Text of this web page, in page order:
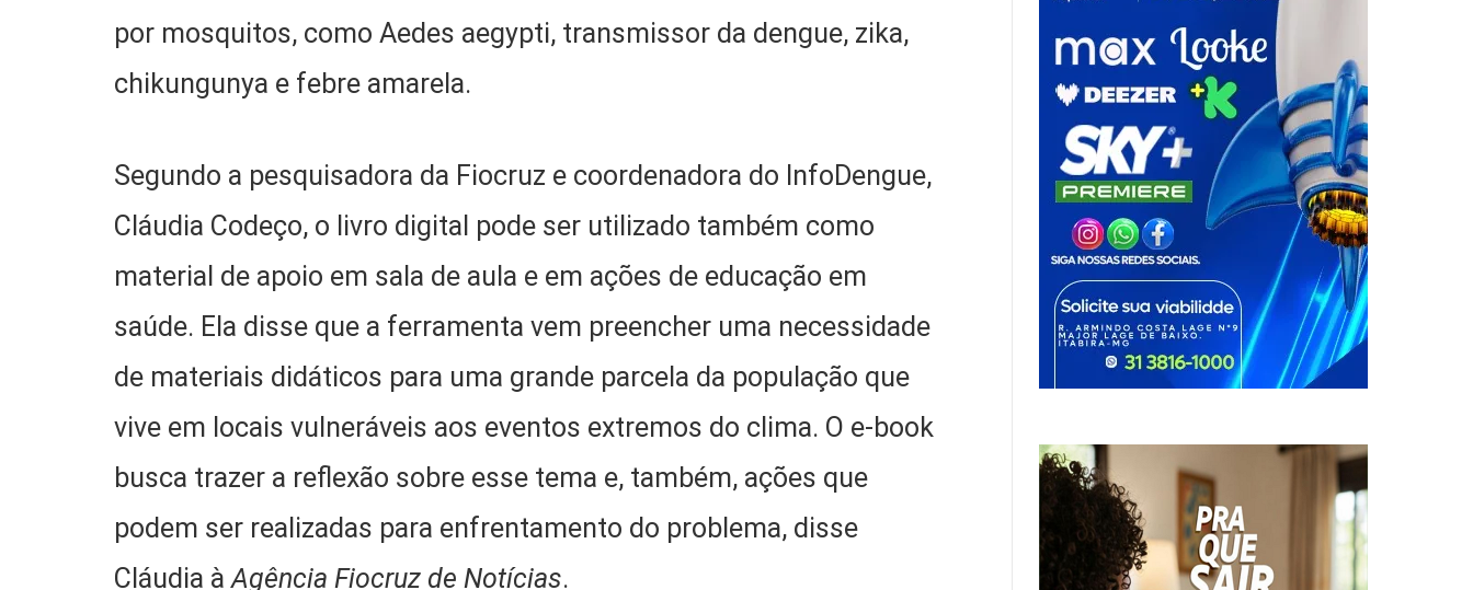
por mosquitos, como Aedes aegypti, transmissor da dengue, zika,
chikungunya e febre amarela.
Segundo a pesquisadora da Fiocruz e coordenadora do InfoDengue,
Cláudia Codeço, o livro digital pode ser utilizado também como
material de apoio em sala de aula e em ações de educação em
saúde. Ela disse que a ferramenta vem preencher uma necessidade
de materiais didáticos para uma grande parcela da população que
vive em locais vulneráveis aos eventos extremos do clima. O e-book
busca trazer a reflexão sobre esse tema e, também, ações que
podem ser realizadas para enfrentamento do problema, disse
Cláudia àAgência Fiocruz de Notícias.